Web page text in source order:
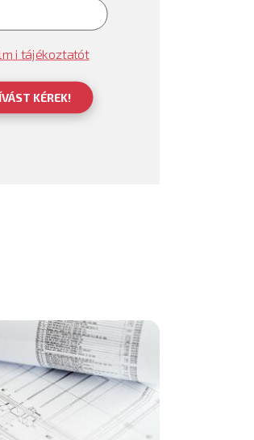
tájékoztatót
KÉREK!